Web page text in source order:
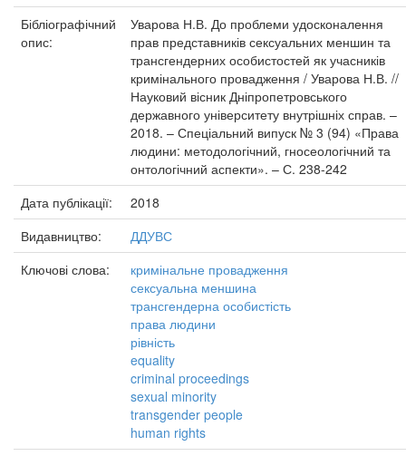
Бібліографічний
опис:
Уварова Н.В. До проблеми удосконалення
прав представників сексуальних меншин та
трансгендерних особистостей як учасників
кримінального провадження / Уварова Н.В. //
Науковий вісник Дніпропетровського
державного університету внутрішніх справ. –
2018. – Спеціальний випуск № 3 (94) «Права
людини: методологічний, гносеологічний та
онтологічний аспекти». – С. 238-242
Дата публікації:
2018
Видавництво:
ДДУВС
Ключові слова:
кримінальне провадження
сексуальна меншина
трансгендерна особистість
права людини
рівність
equality
criminal proceedings
sexual minority
transgender people
human rights